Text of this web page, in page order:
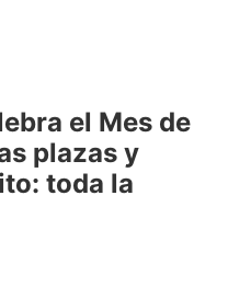
el Mes de
plazas y
toda la